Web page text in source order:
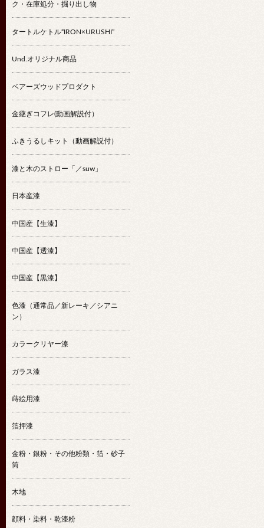
ク・在庫処分・掘り出し物
タートルケトル“IRON×URUSHI”
Und.オリジナル商品
ベアーズウッドプロダクト
金継ぎコフレ(動画解説付）
ふきうるしキット（動画解説付）
漆と木のストロー「／suw」
日本産漆
中国産【生漆】
中国産【透漆】
中国産【黒漆】
色漆（通常品／新レーキ／シアニ
ン）
カラークリヤー漆
ガラス漆
蒔絵用漆
箔押漆
金粉・銀粉・その他粉類・箔・砂子
筒
木地
顔料・染料・乾漆粉